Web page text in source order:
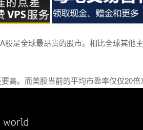
是全球最昂贵的股市。相比全球其他
高。而美股当前的平均市盈率仅仅20倍